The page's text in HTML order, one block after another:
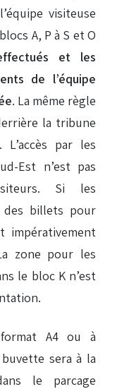
visiteuse
A, P à S et O
et les
de l’équipe
. La même règle
la tribune
par les
Est n’est pas
Si les
des billets pour
impérativement
zone pour les
le bloc K n’est
A4 ou à
sera à la
le parcage